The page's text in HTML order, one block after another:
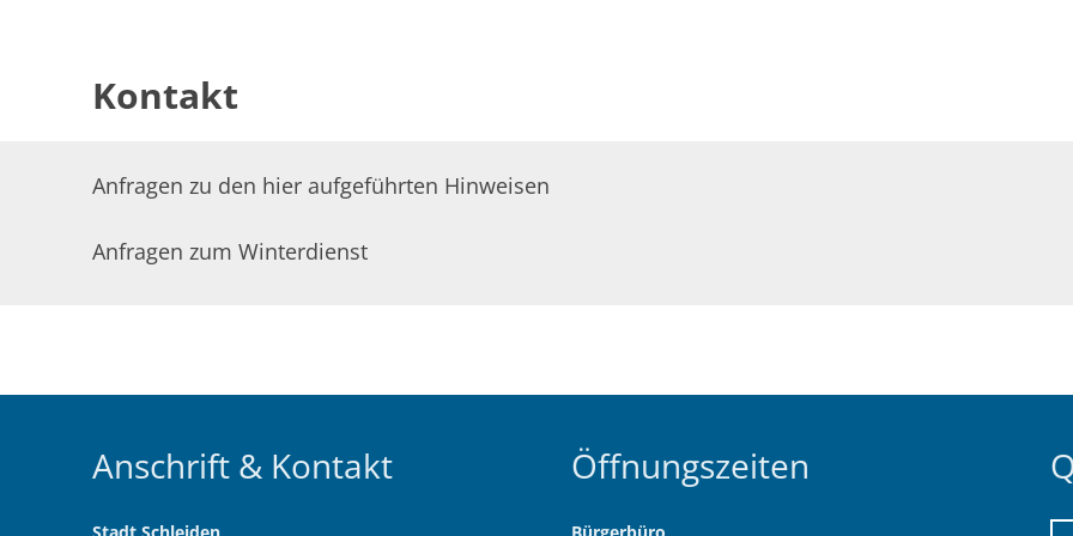
Kontakt
Anfragen zu den hier aufgeführten Hinweisen
Anfragen zum Winterdienst
Anschrift & Kontakt Öffnungszeiten